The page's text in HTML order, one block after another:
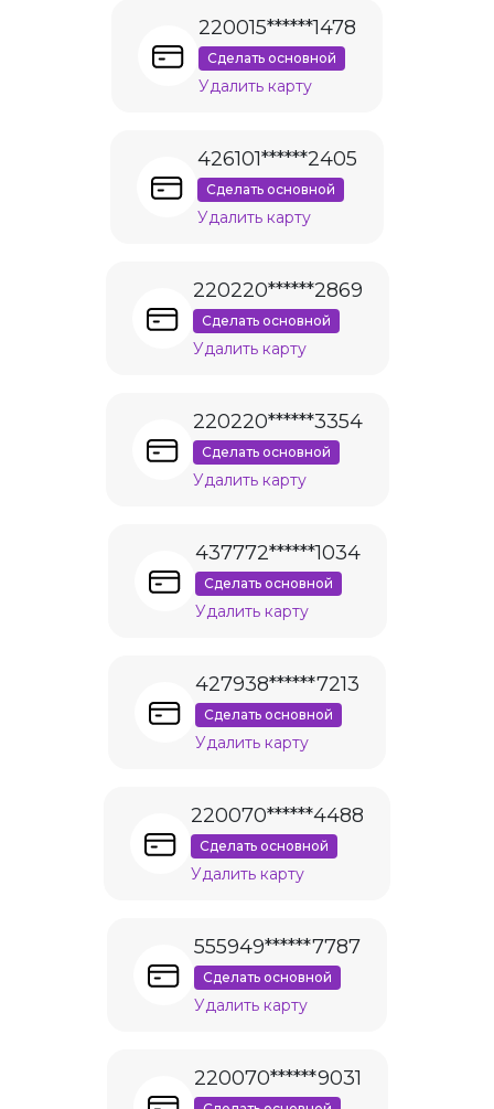
220015******1478
Сделать основной
Удалить карту
426101******2405
Сделать основной
Удалить карту
220220******2869
Сделать основной
Удалить карту
220220******3354
Сделать основной
Удалить карту
437772******1034
Сделать основной
Удалить карту
427938******7213
Сделать основной
Удалить карту
220070******4488
Сделать основной
Удалить карту
555949******7787
Сделать основной
Удалить карту
220070******9031